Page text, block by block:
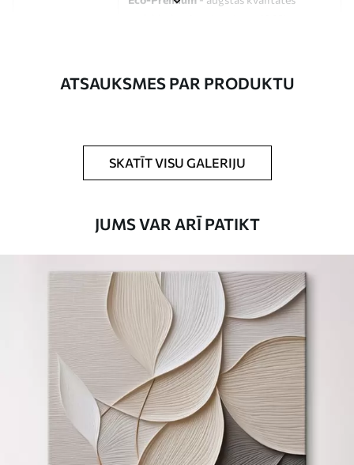
Jūs varat pievienot lakas pārklājumu.
No15.00€
Eco-Premium
.00
ATSAUKSMES PAR PRODUKTU
SKATĪT VISU GALERIJU
JUMS VAR ARĪ PATIKT